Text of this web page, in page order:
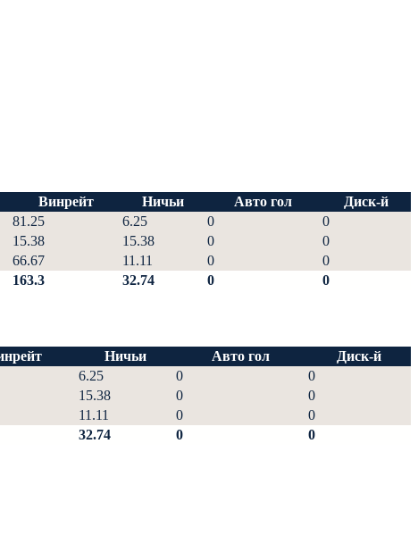
Винрейт Ничьи Авто гол
Диск-й
81.25 6.25 0
0
15.38 15.38 0
0
66.67 11.11 0
0
163.3 32.74 0 0
Ничьи Авто гол
Диск-й
6.25 0
0
15.38 0
0
11.11 0
0
32.74 0 0